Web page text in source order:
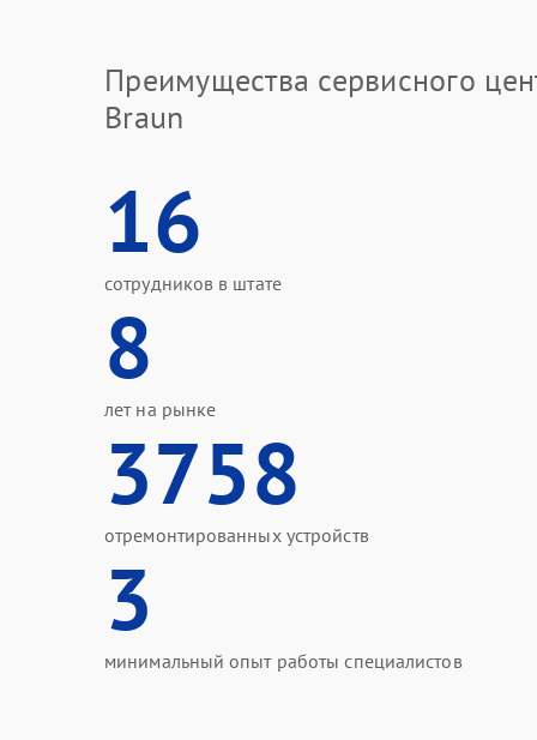
Преимущества сервисного
Braun
16
сотрудников в штате
8
лет на рынке
3758
отремонтированных устройств
3
минимальный опыт работы специалистов